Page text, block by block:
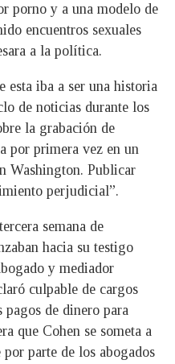
porno y a una modelo de
encuentros sexuales
a la política.
esta iba a ser una historia
de noticias durante los
la grabación de
por primera vez en un
Washington. Publicar
perjudicial”.
semana de
hacia su testigo
y mediador
culpable de cargos
pagos de dinero para
que Cohen se someta a
parte de los abogados